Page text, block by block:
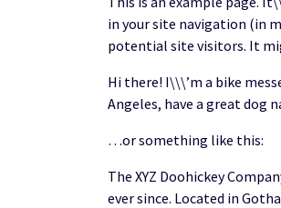
in your site navigation (in
potential site visitors. It
Hi there! I\\\’m a bike
Angeles, have a great dog
…or something like this:
The XYZ Doohickey
ever since. Located in